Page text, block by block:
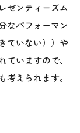
ゼンティーズム
なパフォーマン
ていない））や
ていますので、
考えられます。